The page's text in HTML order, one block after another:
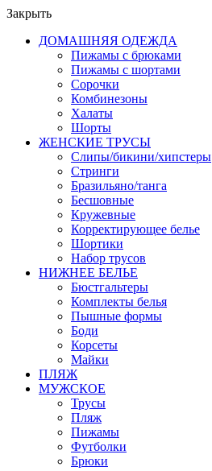
Закрыть
ДОМАШНЯЯ ОДЕЖДА
Пижамы с брюками
Пижамы с шортами
Сорочки
Комбинезоны
Халаты
Шорты
ЖЕНСКИЕ ТРУСЫ
Слипы/бикини/хипстеры
Стринги
Бразильяно/танга
Бесшовные
Кружевные
Корректирующее белье
Шортики
Набор трусов
НИЖНЕЕ БЕЛЬЕ
Бюстгальтеры
Комплекты белья
Пышные формы
Боди
Корсеты
Майки
ПЛЯЖ
МУЖСКОЕ
Трусы
Пляж
Пижамы
Футболки
Брюки